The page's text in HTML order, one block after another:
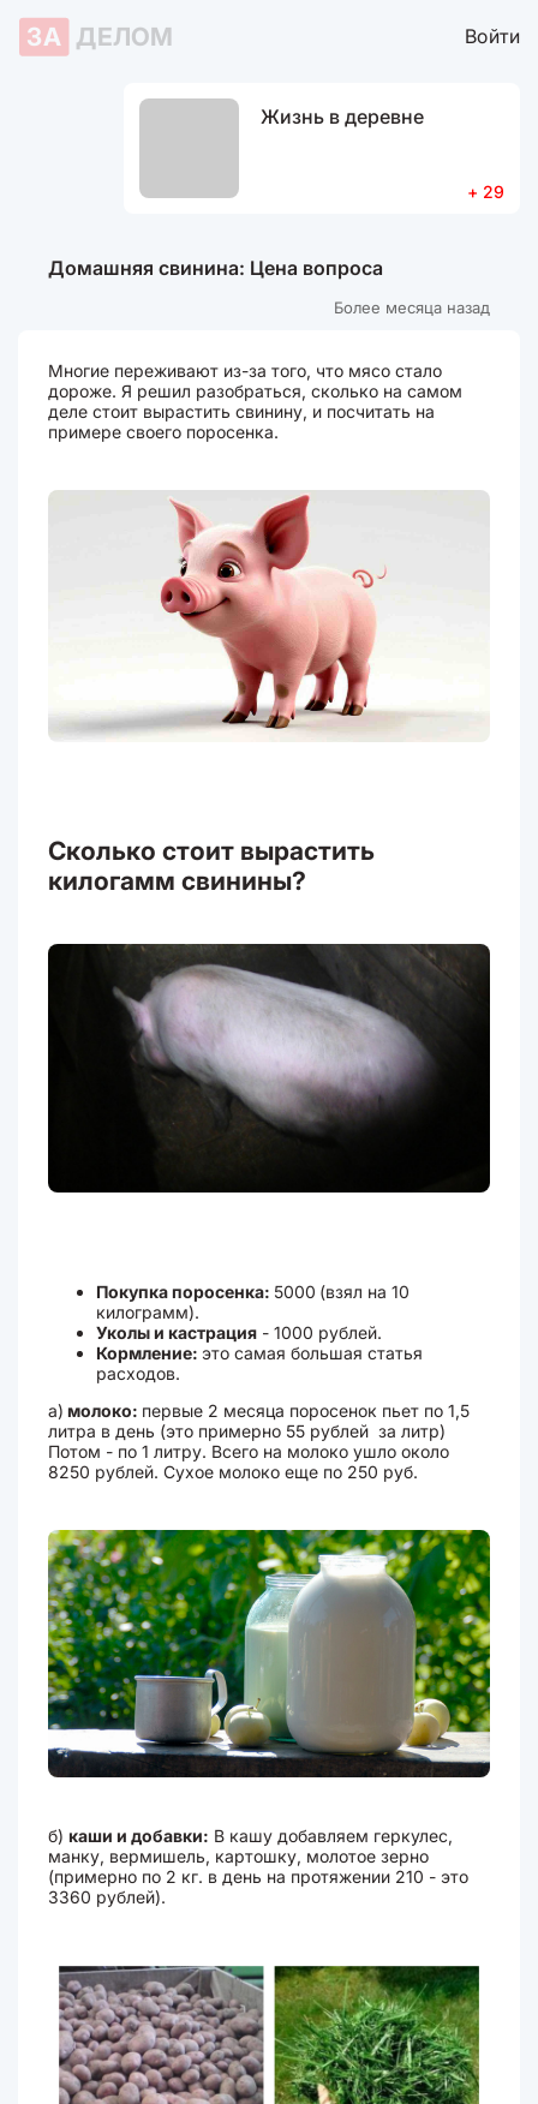
ЗА ДЕЛОМ Войти
Жизнь в деревне
+ 29
Домашняя свинина: Цена вопроса
Более месяца назад
Многие переживают из-за того, что мясо стало
дороже. Я решил разобраться, сколько на самом
деле стоит вырастить свинину, и посчитать на
примере своего поросенка.
Сколько стоит вырастить
килогамм свинины?
Покупка поросенка: 5000 (взял на 10
килограмм).
Уколы и кастрация - 1000 рублей.
Кормление: это самая большая статья
расходов.
а) молоко: первые 2 месяца поросенок пьет по 1,5
литра в день (это примерно 55 рублей за литр)
Потом - по 1 литру. Всего на молоко ушло около
8250 рублей. Сухое молоко еще по 250 руб.
б) каши и добавки: В кашу добавляем геркулес,
манку, вермишель, картошку, молотое зерно
(примерно по 2 кг. в день на протяжении 210 - это
3360 рублей).